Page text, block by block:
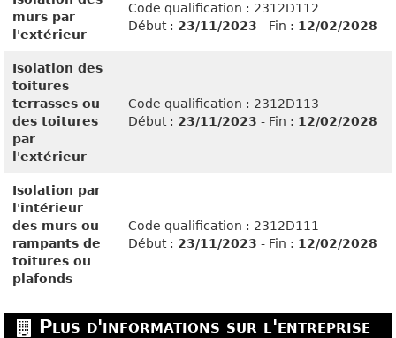
murs par
l'extérieur
Code qualification : 2312D112
Début : 23/11/2023 - Fin : 12/02/2028
Isolation des
toitures
terrasses ou
des toitures
par
l'extérieur
Code qualification : 2312D113
Début : 23/11/2023 - Fin : 12/02/2028
Isolation par
l'intérieur
des murs ou
rampants de
toitures ou
plafonds
Code qualification : 2312D111
Début : 23/11/2023 - Fin : 12/02/2028
Plus d'informations sur l'entreprise